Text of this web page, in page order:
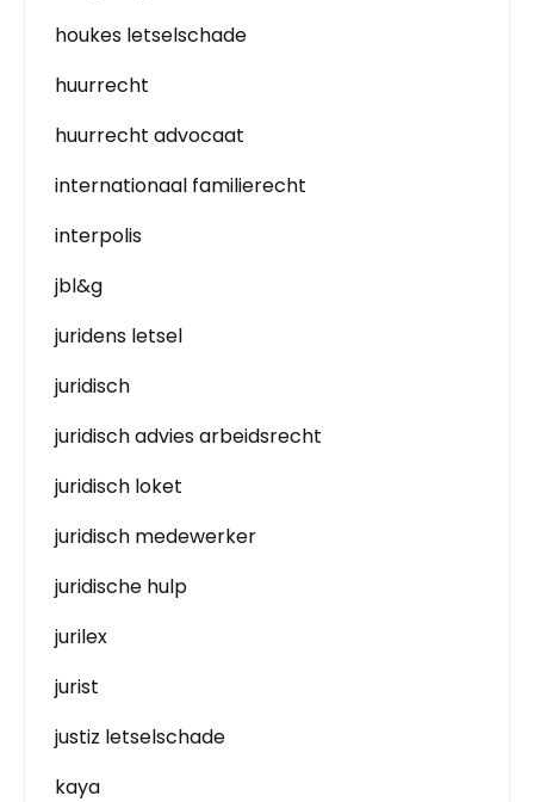
houkes letselschade
huurrecht
huurrecht advocaat
internationaal familierecht
interpolis
jbl&g
juridens letsel
juridisch
juridisch advies arbeidsrecht
juridisch loket
juridisch medewerker
juridische hulp
jurilex
jurist
justiz letselschade
kaya